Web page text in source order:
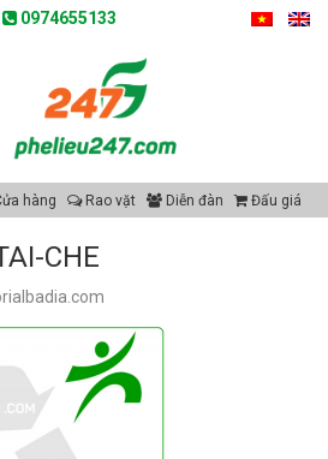
0974655133
hàng Rao vặt Diễn đàn Đấu giá
CHE